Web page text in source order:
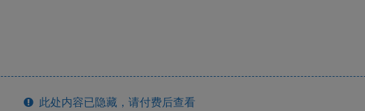
此处内容已隐藏，请付费后查看